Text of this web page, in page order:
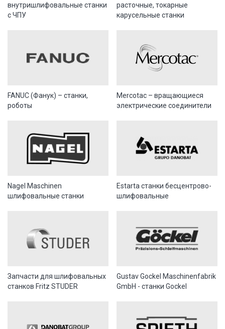
внутришлифовальные станки
с ЧПУ
расточные, токарные
карусельные станки
FANUC (Фанук) – станки,
роботы
Mercotac – вращающиеся
электрические соединители
Nagel Maschinen
шлифовальные станки
Estarta станки бесцентрово-
шлифовальные
Запчасти для шлифовальных
станков Fritz STUDER
Gustav Gockel Maschinenfabrik
GmbH - станки Gockel